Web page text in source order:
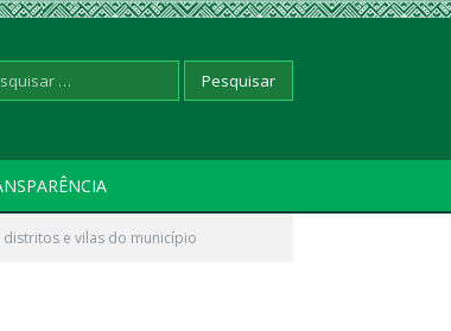
e vilas do município